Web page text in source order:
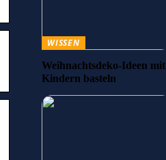
WISSEN
Weihnachtsdeko-Ideen mit
Kindern basteln